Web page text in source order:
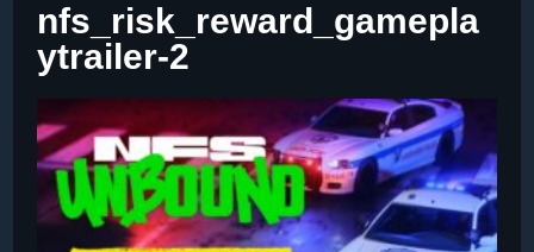
nfs_risk_reward_gamepla
ytrailer-2